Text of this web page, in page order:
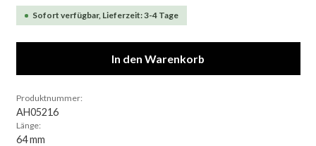
Sofort verfügbar, Lieferzeit: 3-4 Tage
In den Warenkorb
Produktnummer:
AH05216
Länge:
64 mm